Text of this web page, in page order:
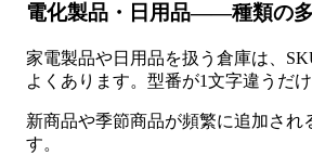
電化製品・日用品——種類の
家電製品や日用品を扱う倉庫は、
よくあります。型番が1文字違うだ
新商品や季節商品が頻繁に追加さ
す。